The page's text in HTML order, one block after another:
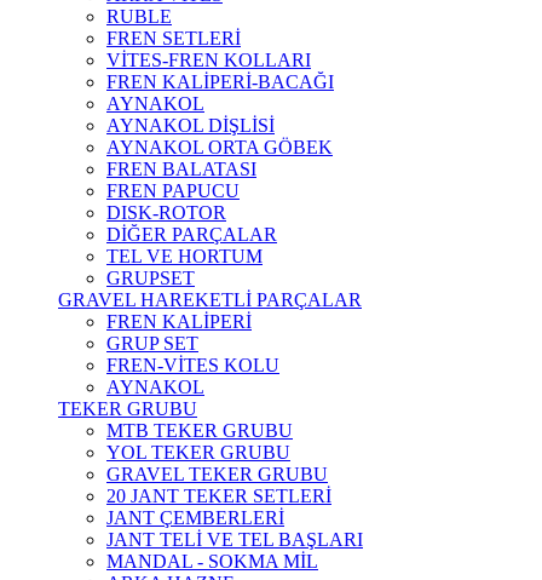
RUBLE
FREN SETLERİ
VİTES-FREN KOLLARI
FREN KALİPERİ-BACAĞI
AYNAKOL
AYNAKOL DİŞLİSİ
AYNAKOL ORTA GÖBEK
FREN BALATASI
FREN PAPUCU
DISK-ROTOR
DİĞER PARÇALAR
TEL VE HORTUM
GRUPSET
GRAVEL HAREKETLİ PARÇALAR
FREN KALİPERİ
GRUP SET
FREN-VİTES KOLU
AYNAKOL
TEKER GRUBU
MTB TEKER GRUBU
YOL TEKER GRUBU
GRAVEL TEKER GRUBU
20 JANT TEKER SETLERİ
JANT ÇEMBERLERİ
JANT TELİ VE TEL BAŞLARI
MANDAL - SOKMA MİL